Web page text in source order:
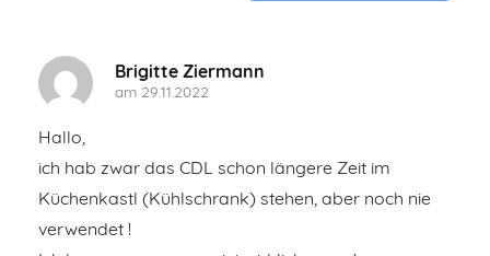
Brigitte Ziermann
am 29.11.2022
Hallo,
ich hab zwar das CDL schon längere Zeit im
Küchenkastl (Kühlschrank) stehen, aber noch nie
verwendet !